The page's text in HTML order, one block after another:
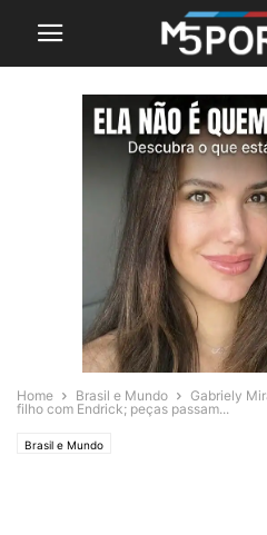
Home Brasil e Mundo
Gabriely
filho com Endrick; peças passam...
Brasil e Mundo